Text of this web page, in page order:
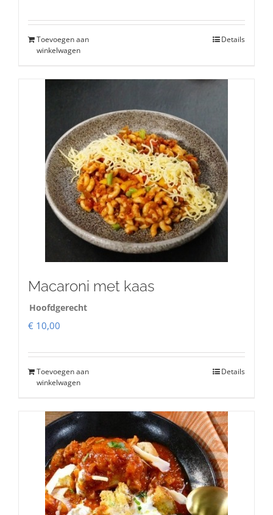
Toevoegen aan
winkelwagen
Details
Macaroni met kaas
Hoofdgerecht
€ 10,00
Toevoegen aan
winkelwagen
Details